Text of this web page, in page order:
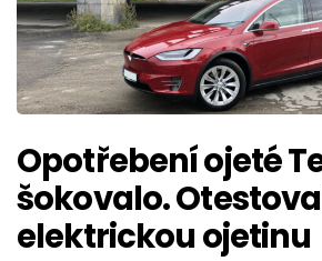
Opotřebení ojeté
šokovalo.
elektrickou ojetinu